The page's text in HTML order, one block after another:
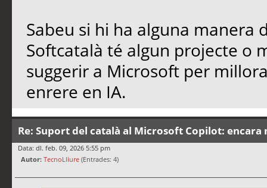
Sabeu si hi ha alguna manera
Softcatalà té algun projecte o
suggerir a Microsoft per
enrere en IA.
Re: Suport del català al Microsoft Copilot:
Data: dl. feb. 09, 2026 5:55 pm
Autor: TecnoLliure (Entrades: 4)